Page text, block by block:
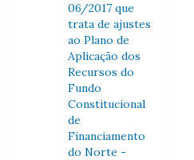
06/2017 que
trata de ajustes
ao Plano de
Aplicação dos
Recursos do
Fundo
Constitucional
de
Financiamento
do Norte -